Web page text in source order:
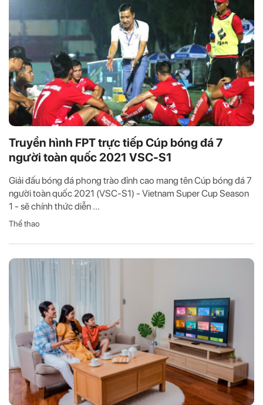
Truyền hình FPT trực tiếp Cúp bóng đá 7
người toàn quốc 2021 VSC-S1
Giải đấu bóng đá phong trào đỉnh cao mang tên Cúp bóng đá 7
người toàn quốc 2021 (VSC-S1) - Vietnam Super Cup Season
1 - sẽ chính thức diễn ...
Thể thao